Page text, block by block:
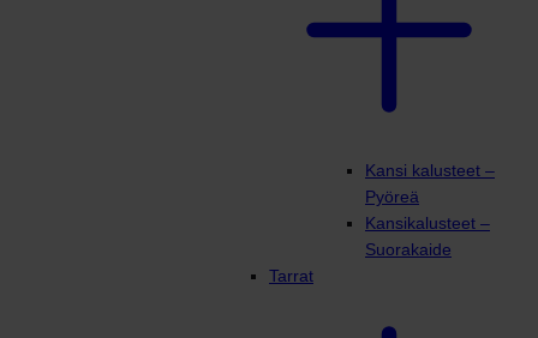
Kansi kalusteet –
Pyöreä
Kansikalusteet –
Suorakaide
Tarrat